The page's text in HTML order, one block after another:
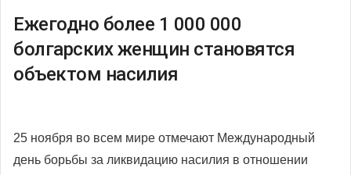
Ежегодно более 1 000 000
болгарских женщин становятся
объектом насилия
25 ноября во всем мире отмечают Международный
день борьбы за ликвидацию насилия в отношении